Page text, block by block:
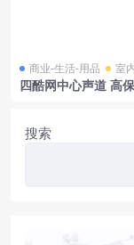
商业-生活-用品 室
四酷网中心声道 高
搜索